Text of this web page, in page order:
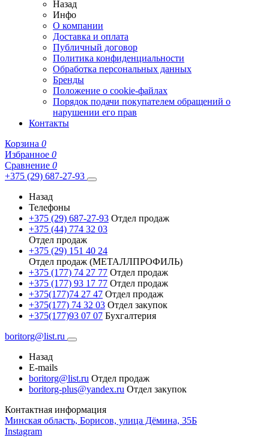
Назад
Инфо
О компании
Доставка и оплата
Публичный договор
Политика конфиденциальности
Обработка персональных данных
Бренды
Положение о cookie-файлах
Порядок подачи покупателем обращений о
нарушении его прав
Контакты
Корзина 0
Избранное 0
Сравнение 0
+375 (29) 687-27-93
Назад
Телефоны
+375 (29) 687-27-93 Отдел продаж
+375 (44) 774 32 03
Отдел продаж
+375 (29) 151 40 24
Отдел продаж (МЕТАЛЛПРОФИЛЬ)
+375 (177) 74 27 77 Отдел продаж
+375 (177) 93 17 77 Отдел продаж
+375(177)74 27 47 Отдел продаж
+375(177) 74 32 03 Отдел закупок
+375(177)93 07 07 Бухгалтерия
boritorg@list.ru
Назад
E-mails
boritorg@list.ru Отдел продаж
boritorg-plus@yandex.ru Отдел закупок
Контактная информация
Минская область, Борисов, улица Дёмина, 35Б
Instagram